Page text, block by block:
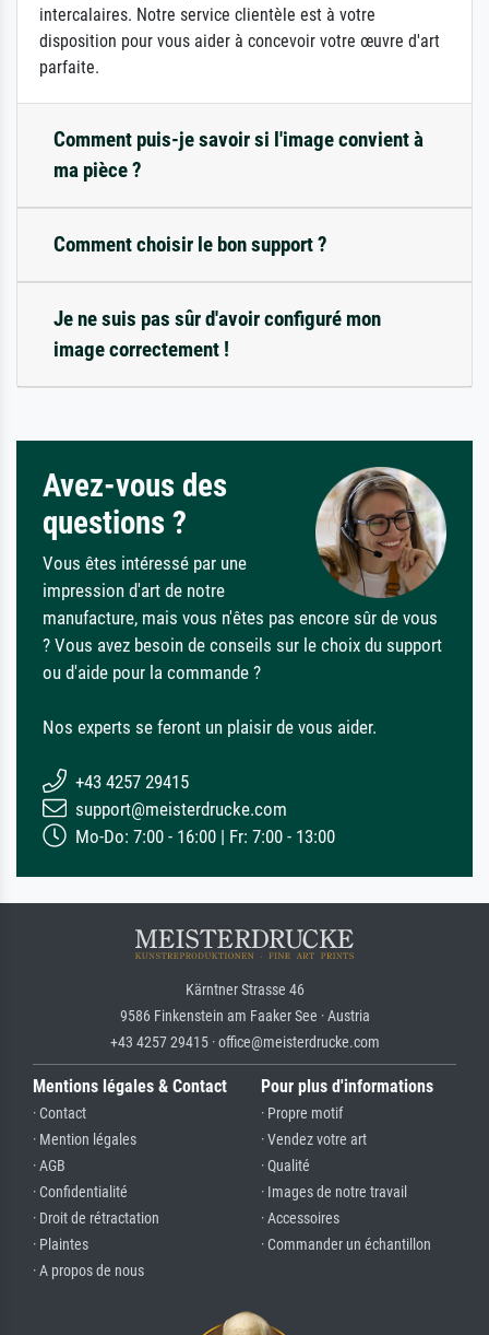
intercalaires. Notre service clientèle est à votre
disposition pour vous aider à concevoir votre œuvre d'art
parfaite.
Comment puis-je savoir si l'image convient à
ma pièce ?
Comment choisir le bon support ?
Je ne suis pas sûr d'avoir configuré mon
image correctement !
Avez-vous des
questions ?
Vous êtes intéressé par une
impression d'art de notre
manufacture, mais vous n'êtes pas encore sûr de vous
? Vous avez besoin de conseils sur le choix du support
ou d'aide pour la commande ?
Nos experts se feront un plaisir de vous aider.
+43 4257 29415
support@meisterdrucke.com
Mo-Do: 7:00 - 16:00 | Fr: 7:00 - 13:00
Kärntner Strasse 46
9586 Finkenstein am Faaker See · Austria
+43 4257 29415 · office@meisterdrucke.com
Mentions légales & Contact
· Contact
· Mention légales
· AGB
· Confidentialité
· Droit de rétractation
· Plaintes
· A propos de nous
Pour plus d'informations
· Propre motif
· Vendez votre art
· Qualité
· Images de notre travail
· Accessoires
· Commander un échantillon